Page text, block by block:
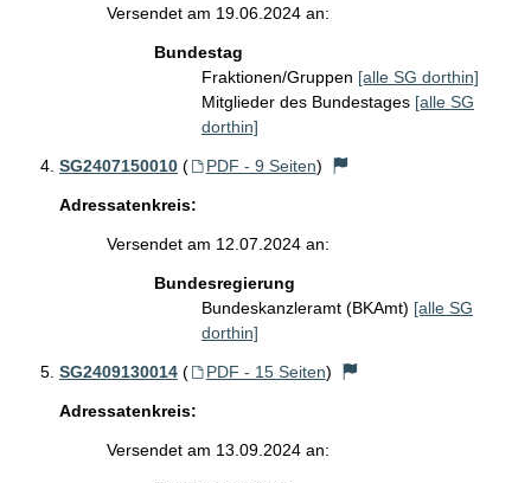
Versendet am 19.06.2024 an:
Bundestag
Fraktionen/Gruppen [alle SG dorthin]
Mitglieder des Bundestages [alle SG
dorthin]
SG2407150010 ( PDF - 9 Seiten)
Adressatenkreis:
Versendet am 12.07.2024 an:
Bundesregierung
Bundeskanzleramt (BKAmt) [alle SG
dorthin]
SG2409130014 ( PDF - 15 Seiten)
Adressatenkreis:
Versendet am 13.09.2024 an: